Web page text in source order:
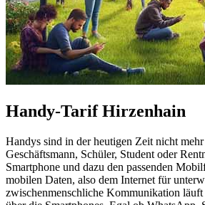
Handy-Tarif Hirzenhain
Handys sind in der heutigen Zeit nicht
Geschäftsmann, Schüler, Student oder
Smartphone und dazu den passenden
mobilen Daten, also dem Internet für
zwischenmenschliche Kommunikation